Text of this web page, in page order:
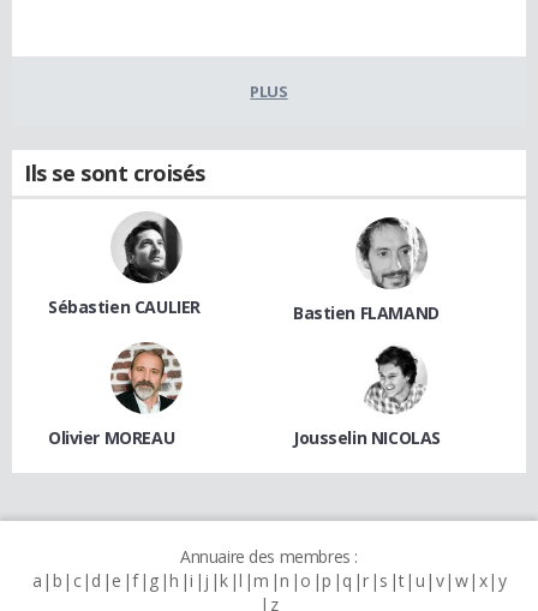
PLUS
Ils se sont croisés
Sébastien CAULIER Bastien FLAMAND
Olivier MOREAU Jousselin NICOLAS
Annuaire des membres :
a b c d e f g h i j k l m n o p q r s t u v w x y
z